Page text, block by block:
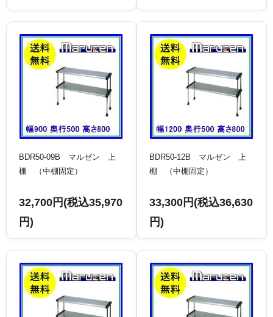
BDR50-09B マルゼン 上
棚 （中棚固定）
32,700円(税込35,970
円)
BDR50-12B マルゼン 上
棚 （中棚固定）
33,300円(税込36,630
円)